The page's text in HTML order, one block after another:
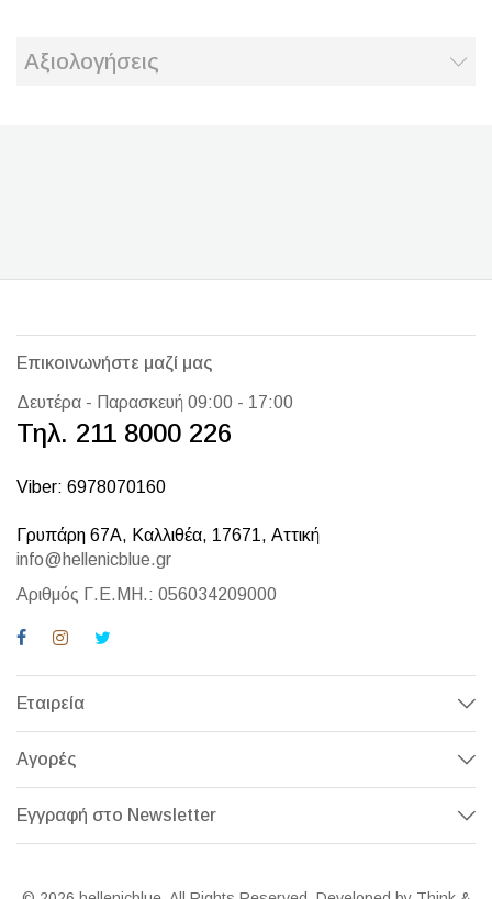
Αξιολογήσεις
Επικοινωνήστε μαζί μας
Δευτέρα - Παρασκευή 09:00 - 17:00
Τηλ. 211 8000 226
Viber: 6978070160
Γρυπάρη 67Α, Καλλιθέα, 17671, Αττική
info@hellenicblue.gr
Αριθμός Γ.Ε.ΜΗ.: 056034209000
Εταιρεία
Αγορές
Εγγραφή στο Newsletter